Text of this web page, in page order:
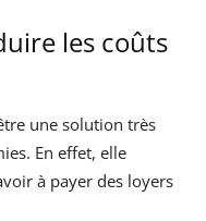
les coûts
une solution très
En effet, elle
à payer des loyers